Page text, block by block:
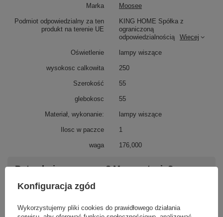
Marka Moosee
Podmiot odpowiedzialny za ten
produkt na terenie UE
KING HOME Spółka z
ograniczoną
odpowiedzialnością
Więcej
Oświetlenie lampy wiszące
wysokosc calkowita 250
Szerokość 55
glebokosc 55
Materiał, wykonanie: lampy wiszące
Ilosc w paczce 1
waga 176,000
Potrzebujesz pomocy? Masz pytania?
Zadaj pytanie a my odpowiemy niezwłocznie,
najciekawsze pytania i odpowiedzi publikując
Konfiguracja zgód
Wykorzystujemy pliki cookies do prawidłowego działania